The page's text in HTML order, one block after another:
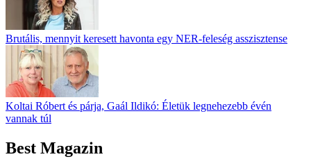
Brutális, mennyit keresett havonta egy NER-feleség asszisztense
Koltai Róbert és párja, Gaál Ildikó: Életük legnehezebb évén
vannak túl
Best Magazin